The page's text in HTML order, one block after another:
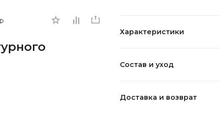
Характеристики
Состав и уход
Уход:
Доставка и возврат